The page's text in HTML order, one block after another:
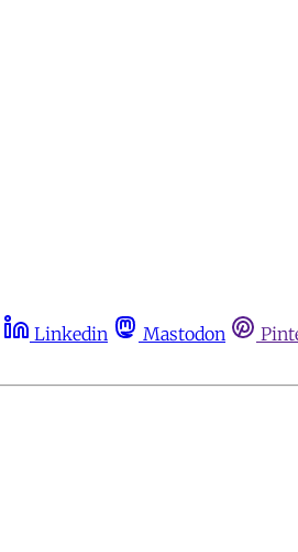
Linkedin Mastodon